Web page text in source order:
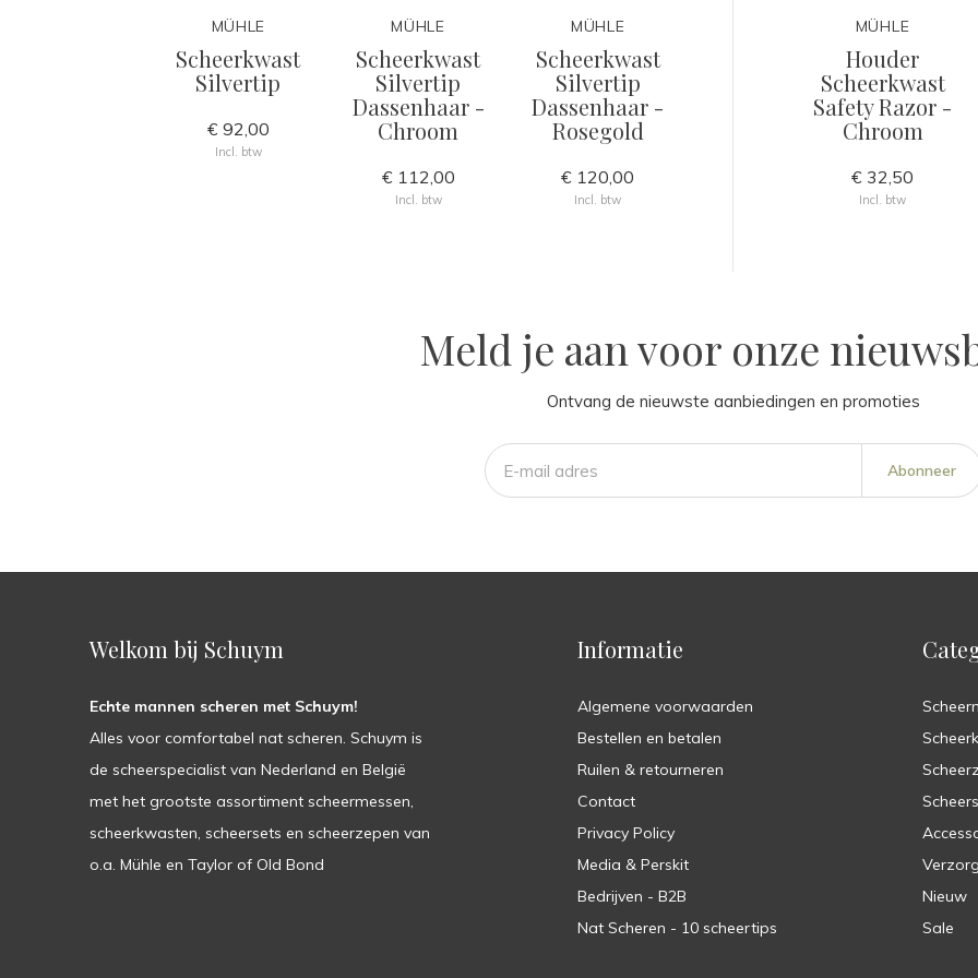
MÜHLE
Scheerkwast
Silvertip
€ 92,00
Incl. btw
MÜHLE
Scheerkwast
Silvertip
Dassenhaar -
Chroom
€ 112,00
Incl. btw
MÜHLE
Scheerkwast
Silvertip
Dassenhaar -
Rosegold
€ 120,00
Incl. btw
MÜHLE
Houder
Scheerkwast
Safety Razor -
Chroom
€ 32,50
Incl. btw
Meld je aan voor onze
Ontvang de nieuwste aanbiedingen en promoties
Abonneer
Welkom bij Schuym
Echte mannen scheren met Schuym!
Alles voor comfortabel nat scheren. Schuym is
de scheerspecialist van Nederland en België
met het grootste assortiment scheermessen,
scheerkwasten, scheersets en scheerzepen van
o.a. Mühle en Taylor of Old Bond
Informatie
Algemene voorwaarden
Bestellen en betalen
Ruilen & retourneren
Contact
Privacy Policy
Media & Perskit
Bedrijven - B2B
Nat Scheren - 10 scheertips
Nieuw
Sale